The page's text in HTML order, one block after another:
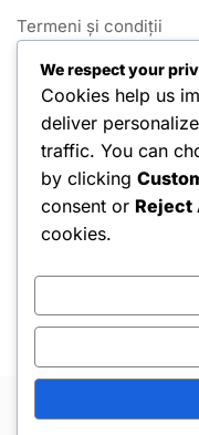
Termeni și condiții
Cookie-uri și urmărire
Contactează-ne
Categorii
Cereri de Chei Gratuite
Premiile Vânătorii de
Copyright © 2026
We respect your
Cookies help us
deliver
traffic. You can
by clicking
consent or Reject
cookies.